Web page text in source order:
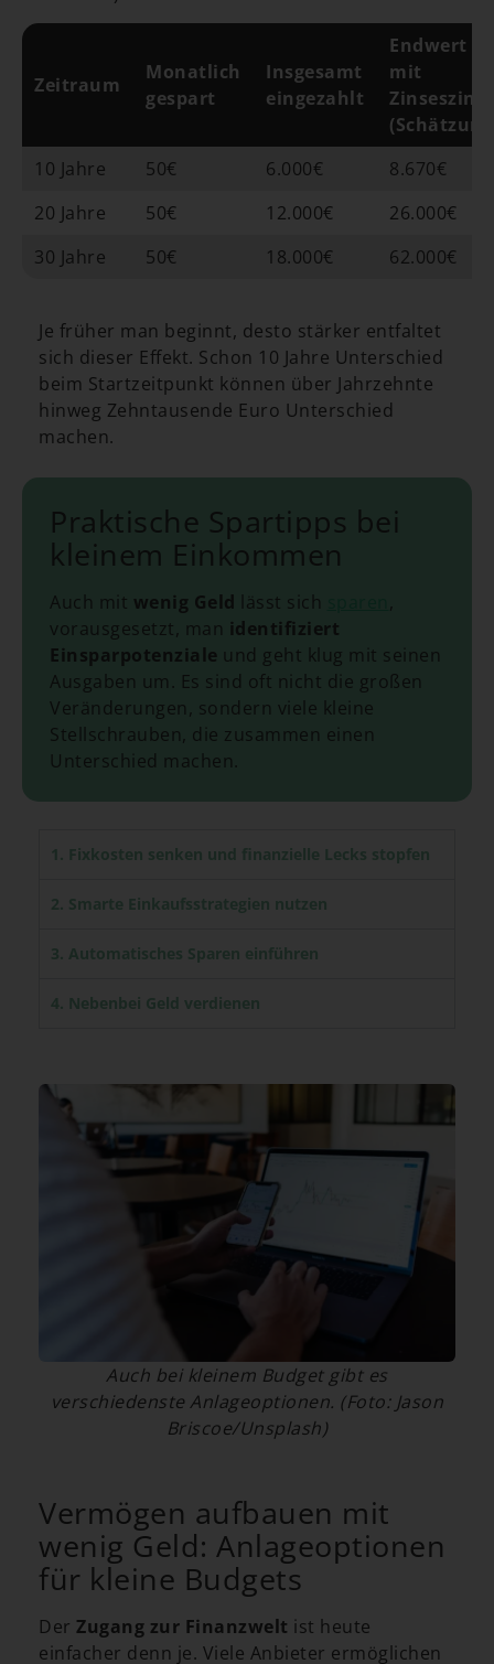
Zeitraum
Monatlich
gespart
Insgesamt
eingezahlt
Endwert
mit
Zinseszins
10 Jahre
50€ 6.000€
8.670€
20 Jahre
50€ 12.000€
26.000€
30 Jahre
50€ 18.000€ 62.000€
Je früher man beginnt, desto stärker entfaltet
sich dieser Effekt. Schon 10 Jahre Unterschied
beim Startzeitpunkt können über Jahrzehnte
hinweg Zehntausende Euro Unterschied
machen.
Praktische Spartipps bei
kleinem Einkommen
Auch mit wenig Geld lässt sich
,
vorausgesetzt, man identifiziert
Einsparpotenziale und geht klug mit seinen
Ausgaben um. Es sind oft nicht die großen
Veränderungen, sondern viele kleine
Stellschrauben, die zusammen einen
Unterschied machen.
1. Fixkosten senken und finanzielle Lecks stopfen
2. Smarte Einkaufsstrategien nutzen
3. Automatisches Sparen einführen
4. Nebenbei Geld verdienen
Auch bei kleinem Budget gibt es
verschiedenste Anlageoptionen. (Foto: Jason
Briscoe/Unsplash)
Vermögen aufbauen mit
wenig Geld: Anlageoptionen
für kleine Budgets
Der Zugang zur Finanzwelt ist heute
einfacher denn je. Viele Anbieter ermöglichen